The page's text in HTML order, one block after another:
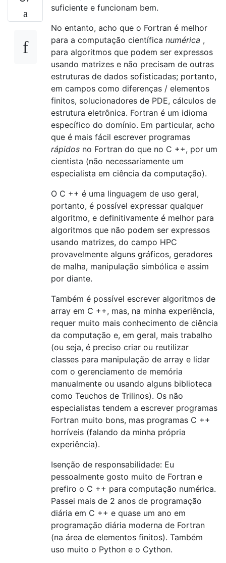
suficiente e funcionam bem.
No entanto, acho que o Fortran é melhor
para a computação científica numérica ,
para algoritmos que podem ser expressos
usando matrizes e não precisam de outras
estruturas de dados sofisticadas; portanto,
em campos como diferenças / elementos
finitos, solucionadores de PDE, cálculos de
estrutura eletrônica. Fortran é um idioma
específico do domínio. Em particular, acho
que é mais fácil escrever programas
rápidos no Fortran do que no C ++, por um
cientista (não necessariamente um
especialista em ciência da computação).
O C ++ é uma linguagem de uso geral,
portanto, é possível expressar qualquer
algoritmo, e definitivamente é melhor para
algoritmos que não podem ser expressos
usando matrizes, do campo HPC
provavelmente alguns gráficos, geradores
de malha, manipulação simbólica e assim
por diante.
Também é possível escrever algoritmos de
array em C ++, mas, na minha experiência,
requer muito mais conhecimento de ciência
da computação e, em geral, mais trabalho
(ou seja, é preciso criar ou reutilizar
classes para manipulação de array e lidar
com o gerenciamento de memória
manualmente ou usando alguns biblioteca
como Teuchos de Trilinos). Os não
especialistas tendem a escrever programas
Fortran muito bons, mas programas C ++
horríveis (falando da minha própria
experiência).
Isenção de responsabilidade: Eu
pessoalmente gosto muito de Fortran e
prefiro o C ++ para computação numérica.
Passei mais de 2 anos de programação
diária em C ++ e quase um ano em
programação diária moderna de Fortran
(na área de elementos finitos). Também
uso muito o Python e o Cython.